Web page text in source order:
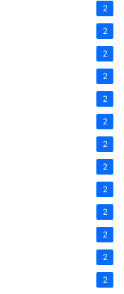
2
2
2
2
2
2
2
2
2
2
2
2
2